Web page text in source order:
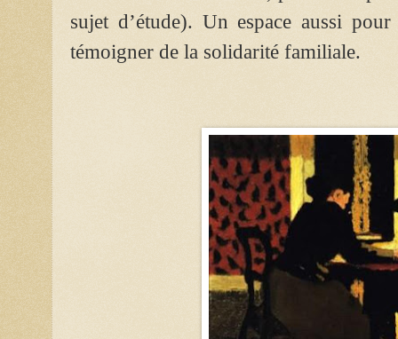
sujet d’étude). Un espace aussi
témoigner de la solidarité familiale.